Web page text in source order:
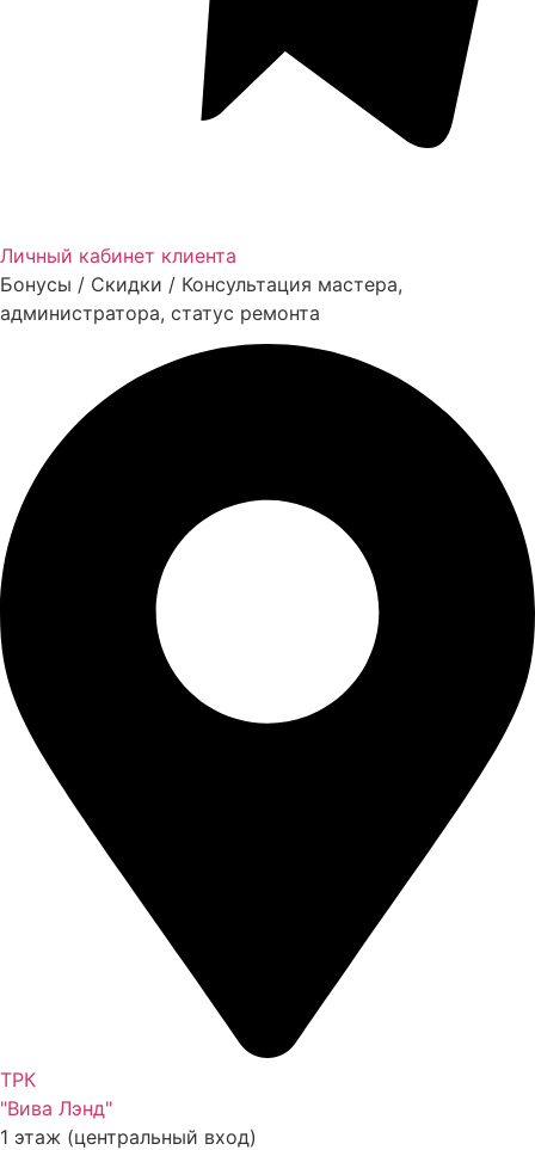
Личный кабинет клиента
Бонусы / Скидки / Консультация мастера,
администратора, статус ремонта
ТРК
"Вива Лэнд"
1 этаж (центральный вход)